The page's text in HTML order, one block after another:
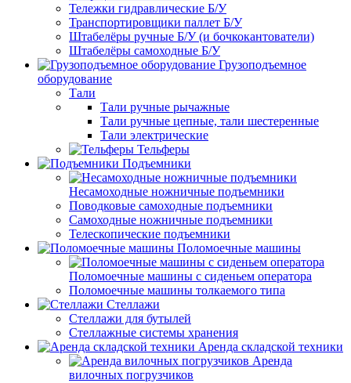
Тележки гидравлические Б/У
Транспортировщики паллет Б/У
Штабелёры ручные Б/У (и бочкокантователи)
Штабелёры самоходные Б/У
Грузоподъемное
оборудование
Тали
Тали ручные рычажные
Тали ручные цепные, тали шестеренные
Тали электрические
Тельферы
Подъемники
Несамоходные ножничные подъемники
Поводковые самоходные подъемники
Самоходные ножничные подъемники
Телескопические подъемники
Поломоечные машины
Поломоечные машины с сиденьем оператора
Поломоечные машины толкаемого типа
Стеллажи
Стеллажи для бутылей
Стеллажные системы хранения
Аренда складской техники
Аренда
вилочных погрузчиков